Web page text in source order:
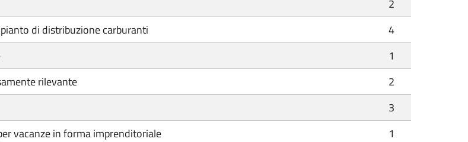
2
di distribuzione carburanti
4
1
rilevante
2
3
vacanze in forma imprenditoriale
1